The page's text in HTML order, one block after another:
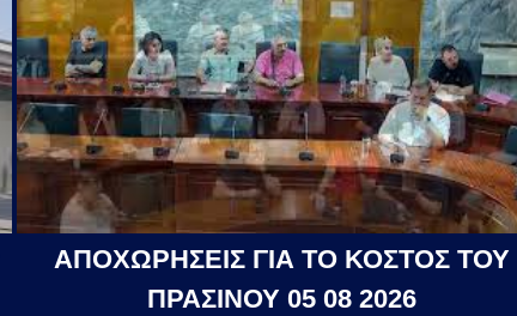
ΑΠΟΧΩΡΗΣΕΙΣ ΓΙΑ ΤΟ ΚΟΣΤΟΣ ΤΟΥ
ΠΡΑΣΙΝΟΥ 05 08 2026